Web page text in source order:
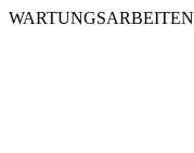
WARTUNGSARBEITEN